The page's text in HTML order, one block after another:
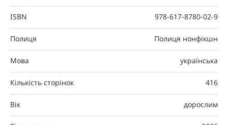
ISBN 978-617-8780-02-9
Полиця Полиця нонфікшн
Мова українська
Кількість сторінок 416
Вік дорослим